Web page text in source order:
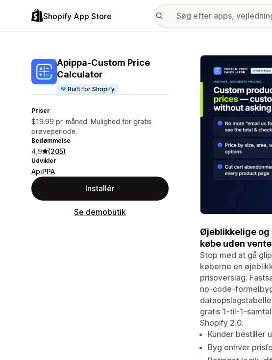
Shopify App Store
Apippa‑Custom Price
Calculator
Built for Shopify
Priser
$19.99 pr. måned. Mulighed for gratis
prøveperiode.
Bedømmelse
4,9 (205)
Udvikler
ApiPPA
Installér
Se demobutik
Galleri med udvalgte
Øjeblikkelige og
købe uden
Stop med at gå
køberne en
prisoverslag.
no-code-
gratis 1-til-1-
Shopify 2.0.
Kunder bestiller
Byg enhver